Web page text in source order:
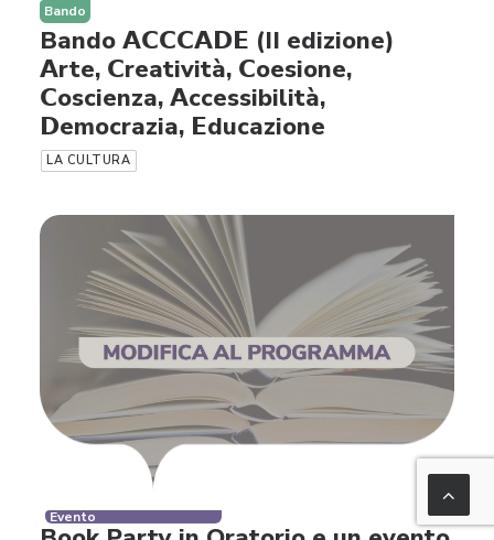
Bando
Bando 𝗔𝗖𝗖𝗖𝗔𝗗𝗘 (II edizione)
𝗔rte, 𝗖reatività, 𝗖oesione,
𝗖oscienza, 𝗔ccessibilità,
𝗗emocrazia, 𝗘ducazione
LA CULTURA
Evento